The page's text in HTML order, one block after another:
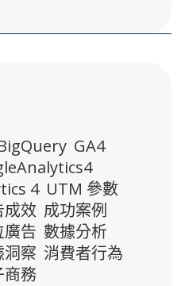
GA4
4 UTM 參數
成效 成功案例
廣告 數據分析
洞察 消費者行為
商務